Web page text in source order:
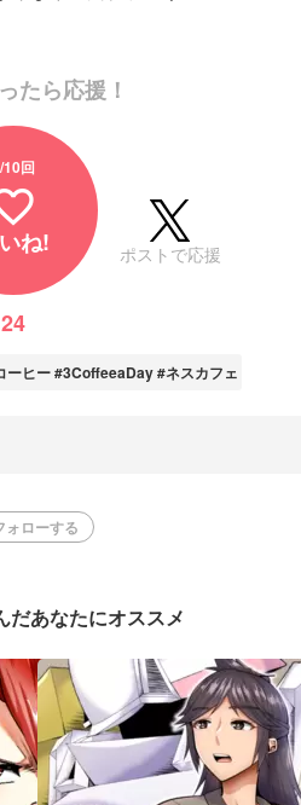
たら応援！
/10回
ね!
24
ポストで応援
ーヒー #3CoffeeaDay #ネスカフェ
ォローする
だあなたにオススメ